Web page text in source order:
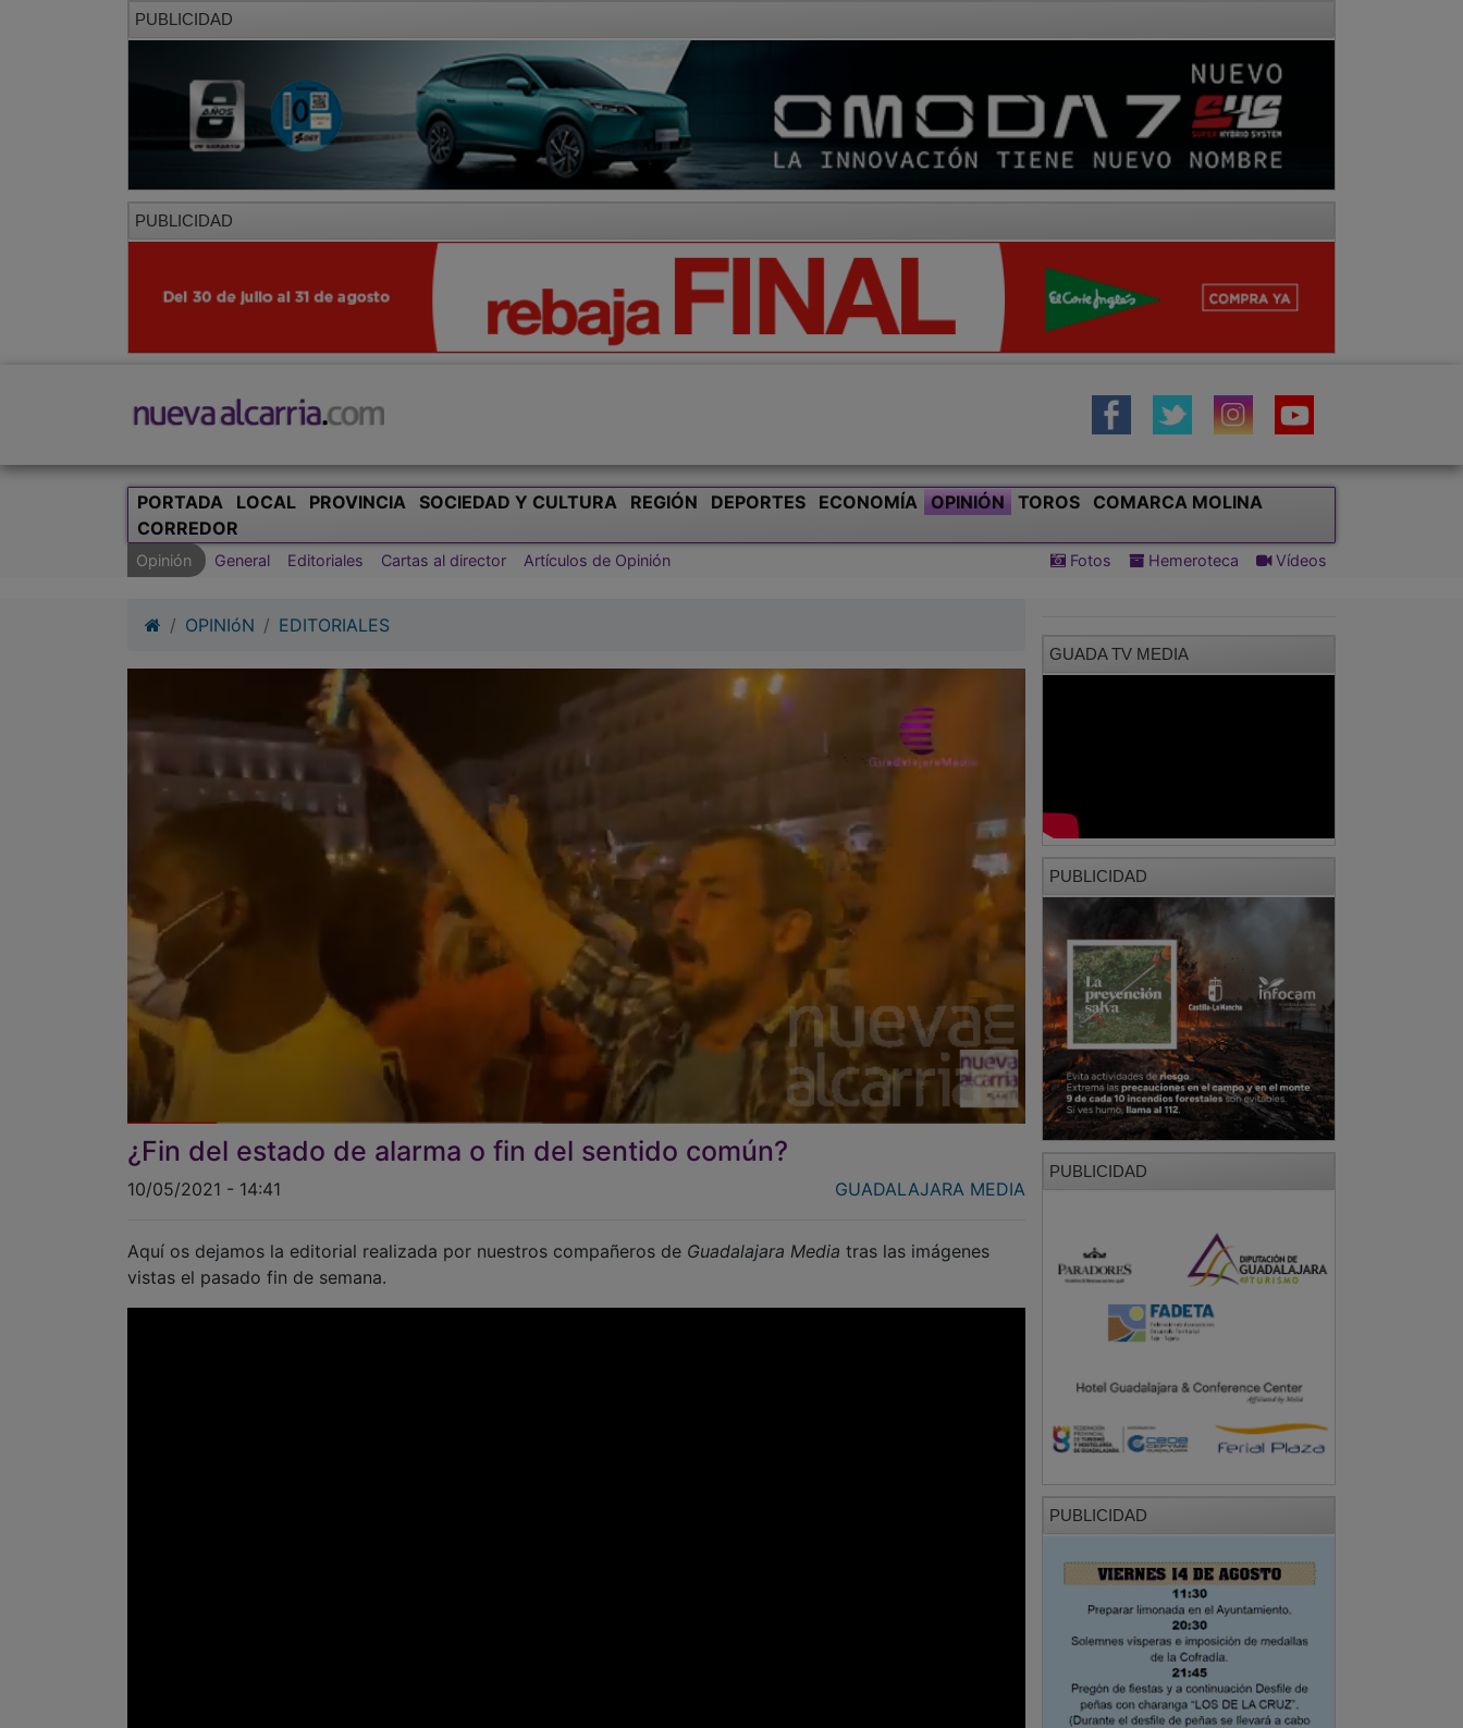
PUBLICIDAD
PUBLICIDAD
PORTADA LOCAL PROVINCIA SOCIEDAD Y CULTURA REGIÓN DEPORTES ECONOMÍA OPINIÓN TOROS
COMARCA MOLINA
CORREDOR
Opinión General Editoriales Cartas al director Artículos de Opinión Fotos Hemeroteca Vídeos
OPINIóN EDITORIALES
¿Fin del estado de alarma o fin del sentido común?
10/05/2021 - 14:41 GUADALAJARA MEDIA
Aquí os dejamos la editorial realizada por nuestros compañeros de Guadalajara Media tras las imágenes
vistas el pasado fin de semana.
GUADA TV MEDIA
PUBLICIDAD
PUBLICIDAD
PUBLICIDAD